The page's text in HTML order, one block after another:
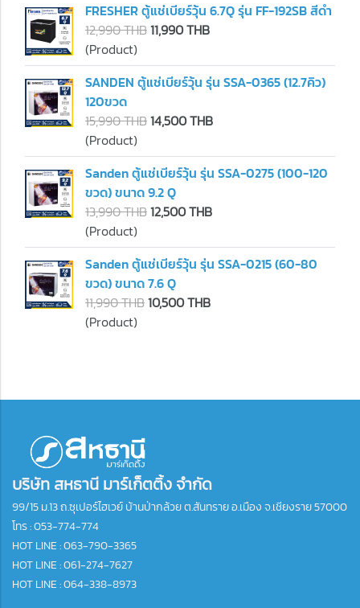
FRESHER ตู้แช่เบียร์วุ้น 6.7Q รุ่น FF-192SB สีดำ
12,990 THB11,990 THB
(Product)
SANDEN ตู้แช่เบียร์วุ้น รุ่น SSA-0365 (12.7คิว)
120ขวด
15,990 THB14,500 THB
(Product)
Sanden ตู้แช่เบียร์วุ้น รุ่น SSA-0275 (100-120
ขวด) ขนาด 9.2 Q
13,990 THB12,500 THB
(Product)
Sanden ตู้แช่เบียร์วุ้น รุ่น SSA-0215 (60-80
ขวด) ขนาด 7.6 Q
11,990 THB10,500 THB
(Product)
บริษัท สหธานี มาร์เก็ตติ้ง จำกัด
99/15 ม.13 ถ.ซุเปอร์ไฮเวย์ บ้านป่ากล้วย ต.สันทราย อ.เมือง จ.เชียงราย 57000
โทร :053-774-774
HOT LINE : 063-790-3365
HOT LINE : 061-274-7627
HOT LINE : 064-338-8973